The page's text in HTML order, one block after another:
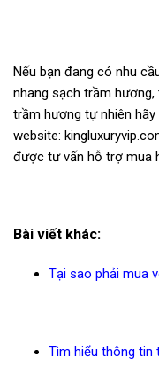
Nếu bạn đang có nhu
nhang sạch trầm hương,
trầm hương tự nhiên
website:
được tư vấn hỗ trợ mua
Bài viết khác:
Tại sao phải mua
Tìm hiểu thông